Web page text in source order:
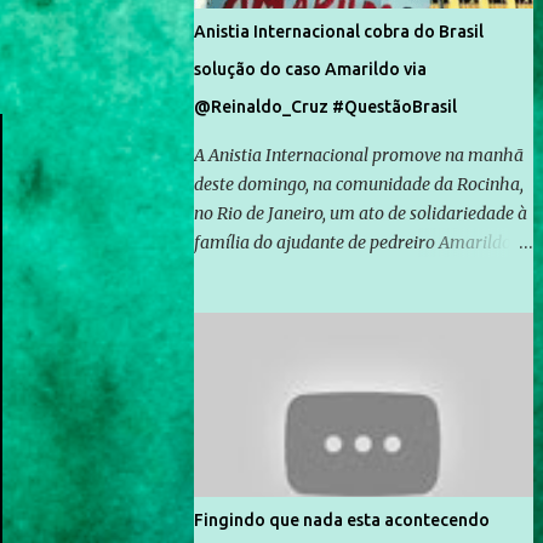
Anistia Internacional cobra do Brasil
solução do caso Amarildo via
@Reinaldo_Cruz #QuestãoBrasil
A Anistia Internacional promove na manhã
deste domingo, na comunidade da Rocinha,
no Rio de Janeiro, um ato de solidariedade à
família do ajudante de pedreiro Amarildo de
Rocinha. A assessora de Direitos Humanos
da Anistia Internacional, Renata Neder, disse
à Agência Brasil que ações e atividades de
mobilização são feitas normalmente pela
organização não governamental. As ações
de solidariedade são promovidas em apoio
Fingindo que nada esta acontecendo